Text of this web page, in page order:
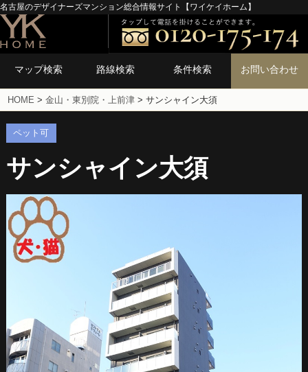
名古屋のデザイナーズマンション総合情報サイト【ワイケイホーム】
マップ検索 路線検索 条件検索 お問い合わせ
HOME >金山・東別院・上前津 >サンシャイン大須
ペット可
サンシャイン大須